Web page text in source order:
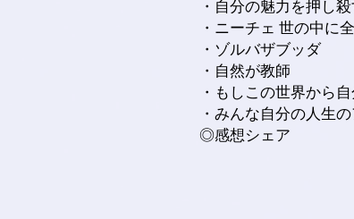
・自分の魅力を押し殺
・ニーチェ 世の中に
・ゾルバザブッダ
・自然が教師
・もしこの世界から
・みんな自分の人生
◎感想シェア